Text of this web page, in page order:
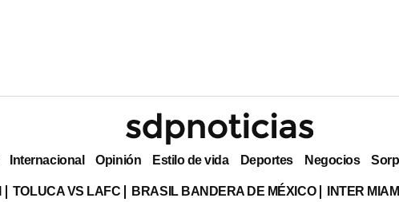
Internacional Opinión Estilo de vida Deportes Negocios
TOLUCA VS LAFC BRASIL BANDERA DE MÉXICO INTER